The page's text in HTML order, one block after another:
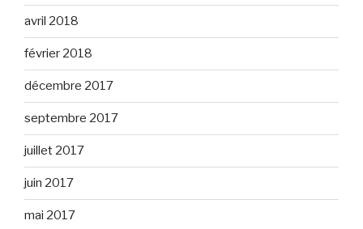
avril 2018
février 2018
décembre 2017
septembre 2017
juillet 2017
juin 2017
mai 2017